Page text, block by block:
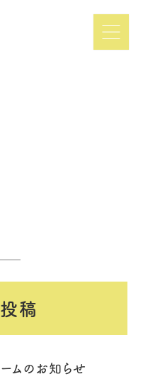
稿
ムのお知らせ